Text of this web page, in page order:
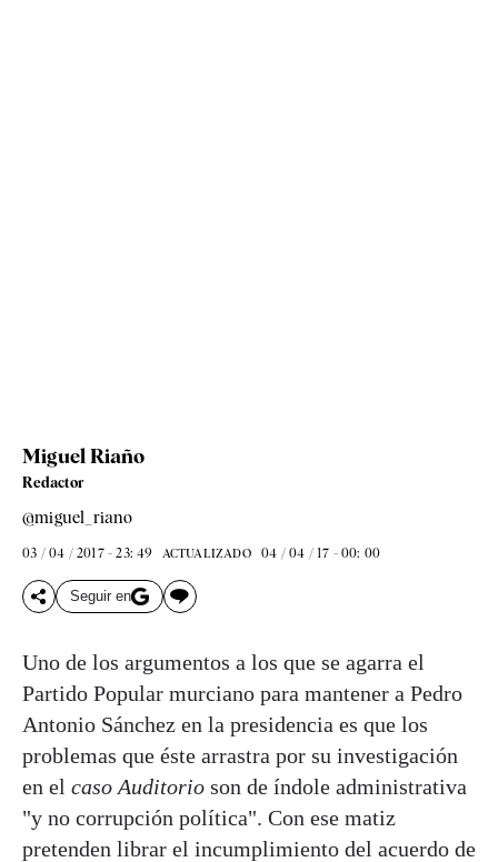
Miguel Riaño
Redactor
@miguel_riano
03 / 04 / 2017 - 23: 49 ACTUALIZADO 04 / 04 / 17 - 00: 00
Seguir en
Uno de los argumentos a los que se agarra el
Partido Popular murciano para mantener a Pedro
Antonio Sánchez en la presidencia es que los
problemas que éste arrastra por su investigación
en el caso Auditorio son de índole administrativa
"y no corrupción política". Con ese matiz
pretenden librar el incumplimiento del acuerdo de